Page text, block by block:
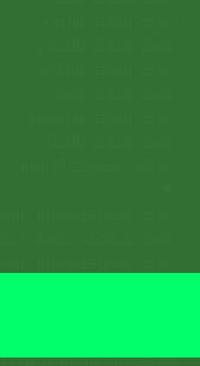
شركة نقل اثاث بالمدينة